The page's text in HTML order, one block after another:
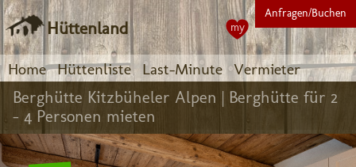
Hüttenland
Home Hüttenliste Last-Minute Vermieter
Anfragen/Buchen
my
Berghütte Kitzbüheler Alpen | Berghütte für 2
- 4 Personen mieten